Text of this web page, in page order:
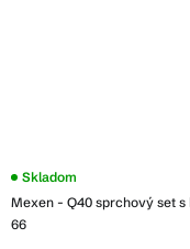
Mexen - Q40 sprchový set
66
Skladom